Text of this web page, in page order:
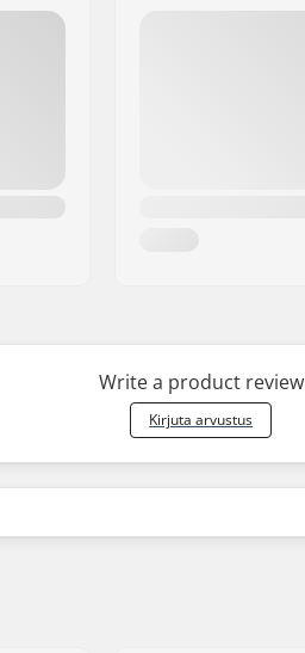
Write a product review
Kirjuta arvustus